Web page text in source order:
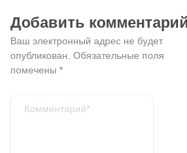
Добавить комментарий
Ваш электронный адрес не будет
опубликован. Обязательные поля
помечены *